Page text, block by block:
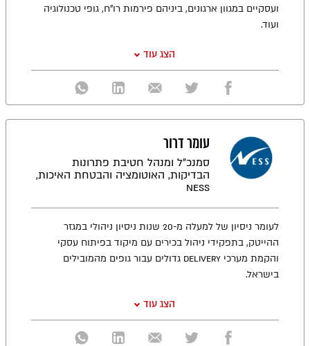
ועסקיים במגוון ארגונים, ביניהם פירמות רו"ח, גופי טכנולוגיה
ועוד.
הצג עוד
עומר דרור
סמנכ"ל ומנהל חטיבת פתרונות
הבדיקות, האוטומציה והבטחת האיכות,
NESS
לעומר ניסיון של למעלה מ-20 שנות ניסיון ניהולי במגזר
ההייטק, בתפקידי ניהול בכירים עם מיקוד בפיתוח עסקי
והקמת מערכי Delivery גדולים עבור גופים מהמובילים
בישראל.
הצג עוד